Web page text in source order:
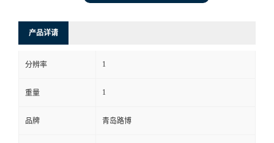
方
式
在
产品详请
分辨率 1
重量 1
品牌 青岛路博